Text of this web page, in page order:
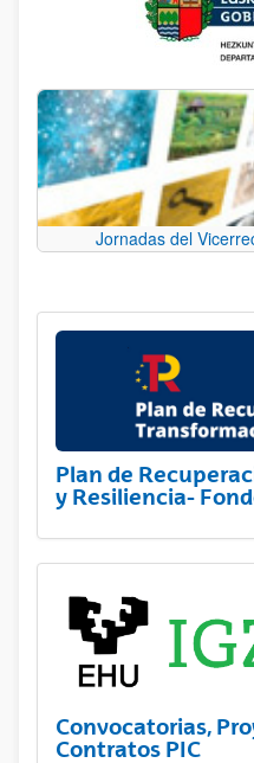
Jornadas del
Plan de
y Resiliencia-
Convocatorias,
Contratos PIC